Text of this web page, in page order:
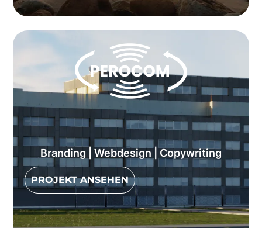
Branding | Webdesign | Copywriting
PROJEKT ANSEHEN